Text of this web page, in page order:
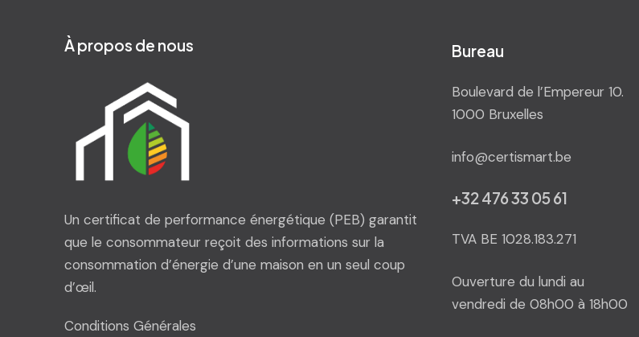
À propos de nous
Un certificat de performance énergétique (PEB) garantit
que le consommateur reçoit des informations sur la
consommation d’énergie d’une maison en un seul coup
d’œil.
Conditions Générales
Bureau
Boulevard de l’Empereur 10.
1000 Bruxelles
info@certismart.be
+32 476 33 05 61
TVA BE 1028.183.271
Ouverture du lundi au
vendredi de 08h00 à 18h00